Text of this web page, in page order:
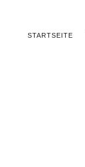
STARTSEITE